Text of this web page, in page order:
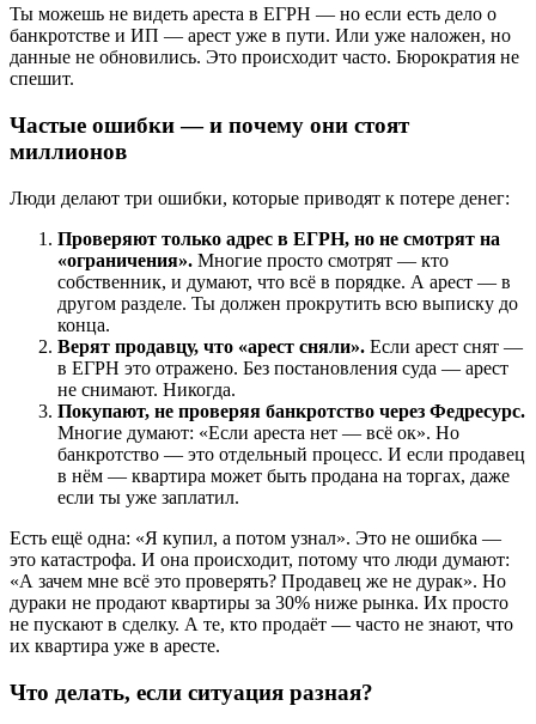
Ты можешь не видеть ареста в ЕГРН — но если есть дело о
банкротстве и ИП — арест уже в пути. Или уже наложен, но
данные не обновились. Это происходит часто. Бюрократия не
спешит.
Частые ошибки — и почему они стоят
миллионов
Люди делают три ошибки, которые приводят к потере денег:
Проверяют только адрес в ЕГРН, но не смотрят на
«ограничения». Многие просто смотрят — кто
собственник, и думают, что всё в порядке. А арест — в
другом разделе. Ты должен прокрутить всю выписку до
конца.
Верят продавцу, что «арест сняли». Если арест снят —
в ЕГРН это отражено. Без постановления суда — арест
не снимают. Никогда.
Покупают, не проверяя банкротство через Федресурс.
Многие думают: «Если ареста нет — всё ок». Но
банкротство — это отдельный процесс. И если продавец
в нём — квартира может быть продана на торгах, даже
если ты уже заплатил.
Есть ещё одна: «Я купил, а потом узнал». Это не ошибка —
это катастрофа. И она происходит, потому что люди думают:
«А зачем мне всё это проверять? Продавец же не дурак». Но
дураки не продают квартиры за 30% ниже рынка. Их просто
не пускают в сделку. А те, кто продаёт — часто не знают, что
их квартира уже в аресте.
Что делать, если ситуация разная?